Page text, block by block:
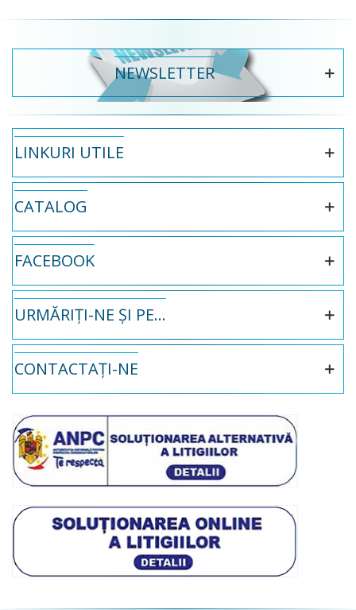
NEWSLETTER
LINKURI UTILE
CATALOG
FACEBOOK
URMĂRIȚI-NE ȘI PE...
CONTACTAȚI-NE